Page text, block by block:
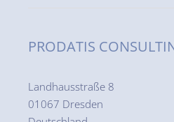
PRODATIS
Landhausstraße 8
01067 Dresden